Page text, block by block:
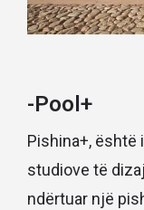
-Pool+
Pishina+, është
studiove të
ndërtuar një